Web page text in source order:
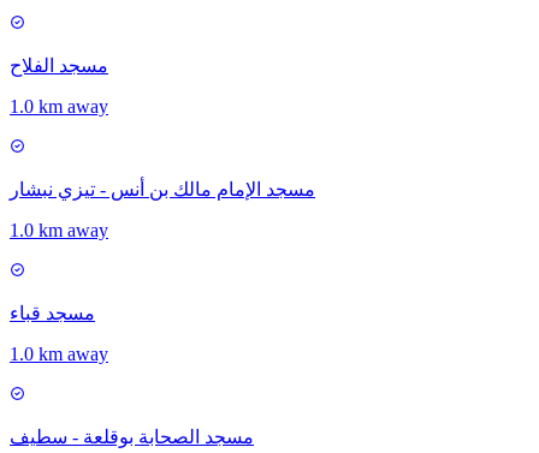
مسجد الفلاح
1.0 km away
مسجد الإمام مالك بن أنس - تيزي نبشار
1.0 km away
مسجد قباء
1.0 km away
مسجد الصحابة بوقلعة - سطيف